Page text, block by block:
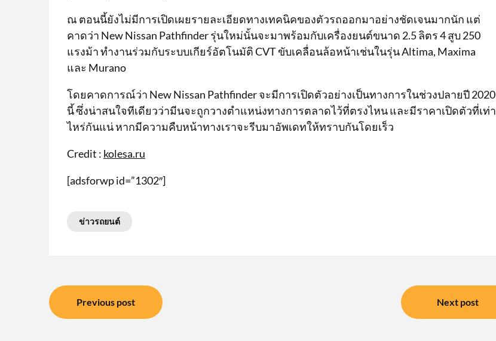
ณ ตอนนี้ยังไม่มีการเปิดเผยรายละเอียดทางเทคนิคของตัวรถออกมาอย่างชัดเจนมากนัก แต่
คาดว่า New Nissan Pathfinder รุ่นใหม่นั้นจะมาพร้อมกับเครื่องยนต์ขนาด 2.5 ลิตร 4 สูบ 250
แรงม้า ทำงานร่วมกับระบบเกียร์อัตโนมัติ CVT ขับเคลื่อนล้อหน้าเช่นในรุ่น Altima, Maxima
และ Murano
โดยคาดการณ์ว่า New Nissan Pathfinder จะมีการเปิดตัวอย่างเป็นทางการในช่วงปลายปี 2020
นี้ ซึ่งน่าสนใจทีเดียวว่ามีนจะถูกวางตำแหน่งทางการตลาดไว้ที่ตรงไหน และมีราคาเปิดตัวที่เท่า
ไหร่กันแน่ หากมีความคืบหน้าทางเราจะรีบมาอัพเดทให้ทราบกันโดยเร็ว
Credit : kolesa.ru
[adsforwp id=”1302″]
ข่าวรถยนต์
แนะแนว
เรื่อง
Previous post Next post